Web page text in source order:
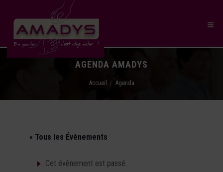
AGENDA AMADYS
Accueil Agenda
« Tous les Évènements
Cet évènement est passé.